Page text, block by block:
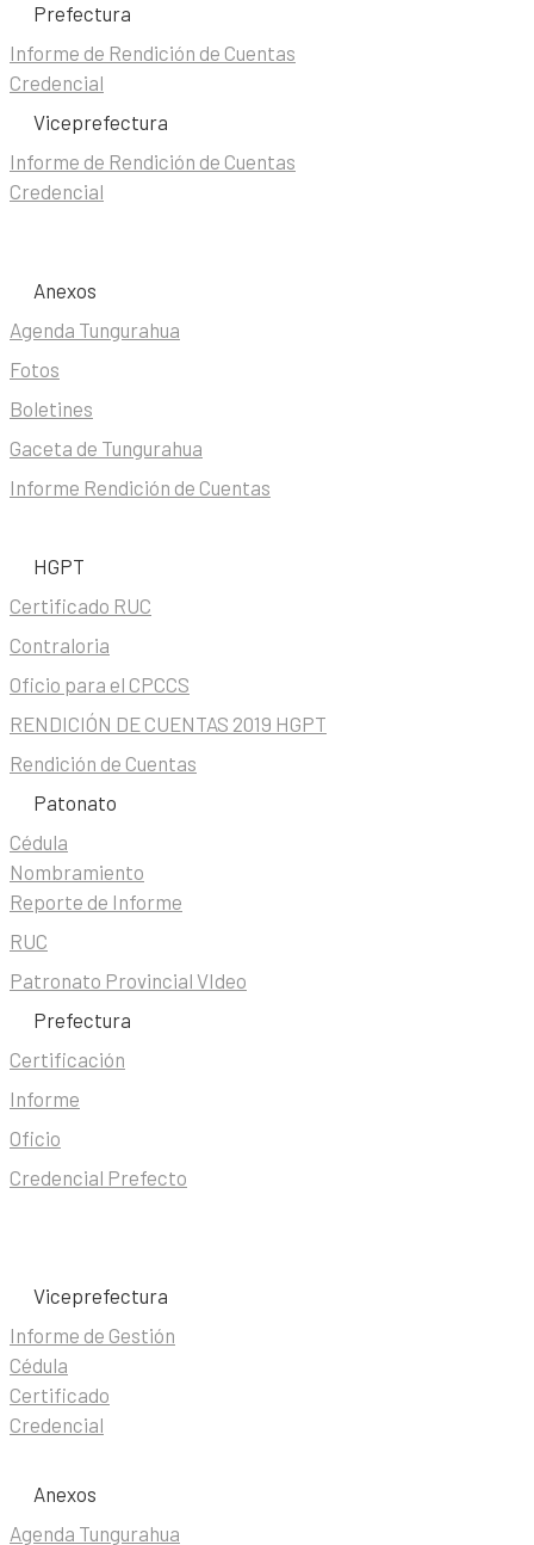
Prefectura
Informe de Rendición de Cuentas
Credencial
Viceprefectura
Informe de Rendición de Cuentas
Credencial
Anexos
Agenda Tungurahua
Fotos
Boletines
Gaceta de Tungurahua
Informe Rendición de Cuentas
HGPT
Certificado RUC
Contraloria
Oficio para el CPCCS
RENDICIÓN DE CUENTAS 2019 HGPT
Rendición de Cuentas
Patonato
Cédula
Nombramiento
Reporte de Informe
RUC
Patronato Provincial VIdeo
Prefectura
Certificación
Informe
Oficio
Credencial Prefecto
Viceprefectura
Informe de Gestión
Cédula
Certificado
Credencial
Anexos
Agenda Tungurahua